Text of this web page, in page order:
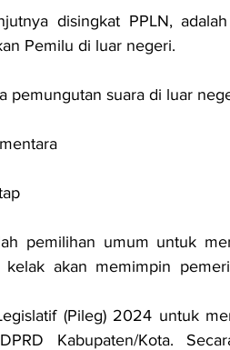
disingkat PPLN,
Pemilu di luar negeri.
pemungutan suara di luar
pemilihan umum untuk
akan memimpin
(Pileg) 2024 untuk
Kabupaten/Kota.